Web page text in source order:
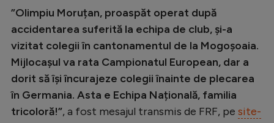
Natație
Formula 1
Gimnastică
Auto
Rugby
Ciclism
”Olimpiu Moruțan, proaspăt operat după
accidentarea suferită la echipa de club, și-a
vizitat colegii în cantonamentul de la Mogoșoaia.
Mijlocașul va rata Campionatul European, dar a
dorit să își încurajeze colegii înainte de plecarea
în Germania. Asta e Echipa Națională, familia
tricoloră!”, a fost mesajul transmis de FRF, pe site-